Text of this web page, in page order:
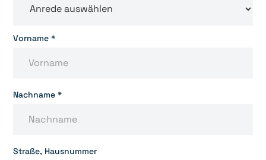
Vorname *
Nachname *
Straße, Hausnummer